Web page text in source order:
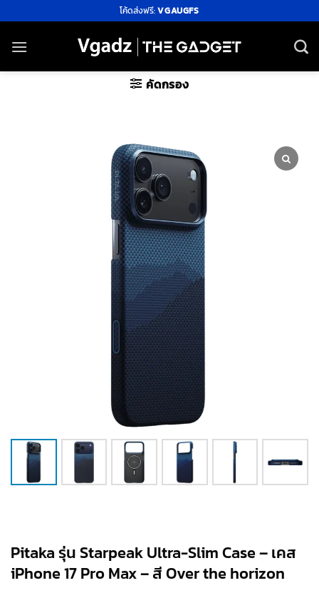
ไป
ยัง
โค้ดส่งฟรี:VGAUGFS
คัดกรอง
Pitaka รุ่น Starpeak Ultra-Slim Case – เคส
iPhone 17 Pro Max – สี Over the horizon